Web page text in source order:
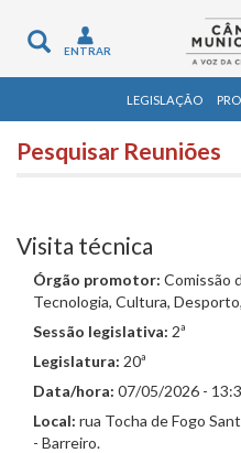
Toggle
navigation
ENTRAR
LEGISLAÇÃO
Pesquisar Reuniões
Visita técnica
Órgão promotor: Comissão
Tecnologia, Cultura,
Sessão legislativa: 2ª
Legislatura: 20ª
Data/hora: 07/05/2026 -
Local: rua Tocha de Fogo
- Barreiro.